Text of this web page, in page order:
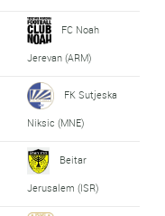
FC Noah
Jerevan (ARM)
FK Sutjeska
Niksic (MNE)
Beitar
Jerusalem (ISR)